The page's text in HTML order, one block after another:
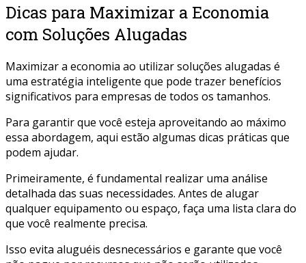
Dicas para Maximizar a Economia
com Soluções Alugadas
Maximizar a economia ao utilizar soluções alugadas é
uma estratégia inteligente que pode trazer benefícios
significativos para empresas de todos os tamanhos.
Para garantir que você esteja aproveitando ao máximo
essa abordagem, aqui estão algumas dicas práticas que
podem ajudar.
Primeiramente, é fundamental realizar uma análise
detalhada das suas necessidades. Antes de alugar
qualquer equipamento ou espaço, faça uma lista clara do
que você realmente precisa.
Isso evita aluguéis desnecessários e garante que você